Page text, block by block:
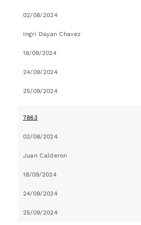
02/08/2024
Ingri Dayan Chavez
18/09/2024
24/09/2024
25/09/2024
7863
02/08/2024
Juan Calderon
18/09/2024
24/09/2024
25/09/2024